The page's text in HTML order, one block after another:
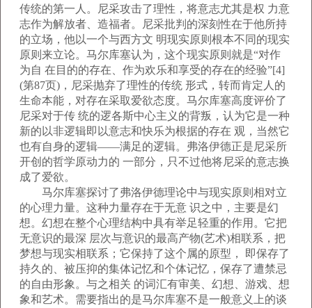
传统的第一人。尼采攻击了理性，将意志尤其是权 力意
志作为解放者、造福者。尼采批判的深刻性在于他所持
的立场，他以一个与西方文 明现实原则根本不同的现实
原则来立论。马尔库塞认为，这个现实原则就是“对作
为自 在目的的存在、作为欢乐和享受的存在的经验”[4]
(第87页)，尼采抛弃了理性的传统 形式，转而肯定人的
生命本能，对存在采取爱欲态度。马尔库塞高度评价了
尼采对于传 统的逻各斯中心主义的背叛，认为它是一种
新的以非逻辑即以意志和快乐为根据的存在 观，当然它
也有自身的逻辑——满足的逻辑。弗洛伊德正是尼采所
开创的哲学原动力的 一部分，只不过他将尼采的意志换
成了爱欲。
马尔库塞探讨了弗洛伊德理论中与现实原则相对立
的心理力量。这种力量存在于无意 识之中，主要是幻
想。幻想在整个心理结构中具有举足轻重的作用。它把
无意识的最深 层次与意识的最高产物(艺术)相联系，把
梦想与现实相联系；它保持了这个属的原型， 即保存了
持久的、被压抑的集体记忆和个体记忆，保存了遭禁忌
的自由形象。与之相关 的词汇有审美、幻想、游戏、想
象和艺术。需要指出的是马尔库塞不是一般意义上的谈